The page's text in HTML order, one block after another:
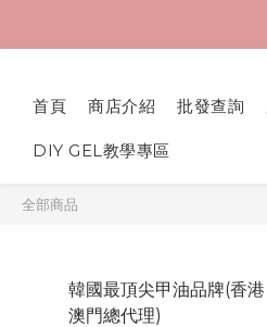
首頁 商店介紹 批發查詢
DIY GEL教學專區
全部商品
韓國最頂尖甲油品牌(香港
澳門總代理)